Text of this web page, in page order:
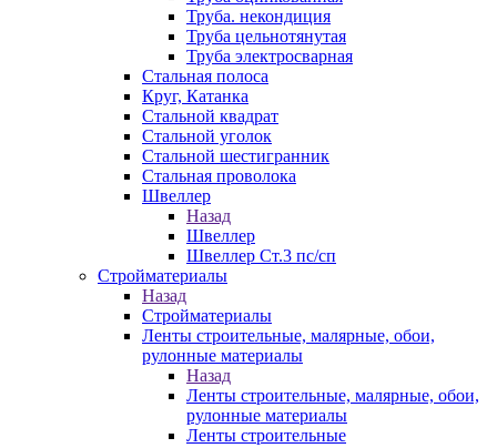
Труба. некондиция
Труба цельнотянутая
Труба электросварная
Стальная полоса
Круг, Катанка
Стальной квадрат
Стальной уголок
Стальной шестигранник
Стальная проволока
Швеллер
Назад
Швеллер
Швеллер Ст.3 пс/сп
Стройматериалы
Назад
Стройматериалы
Ленты строительные, малярные, обои,
рулонные материалы
Назад
Ленты строительные, малярные, обои,
рулонные материалы
Ленты строительные